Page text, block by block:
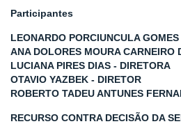
Participantes
LEONARDO PORCIUNCULA
ANA DOLORES MOURA CARNEIRO
LUCIANA PIRES DIAS - DIRETORA
OTAVIO YAZBEK - DIRETOR
ROBERTO TADEU ANTUNES
RECURSO CONTRA DECISÃO DA